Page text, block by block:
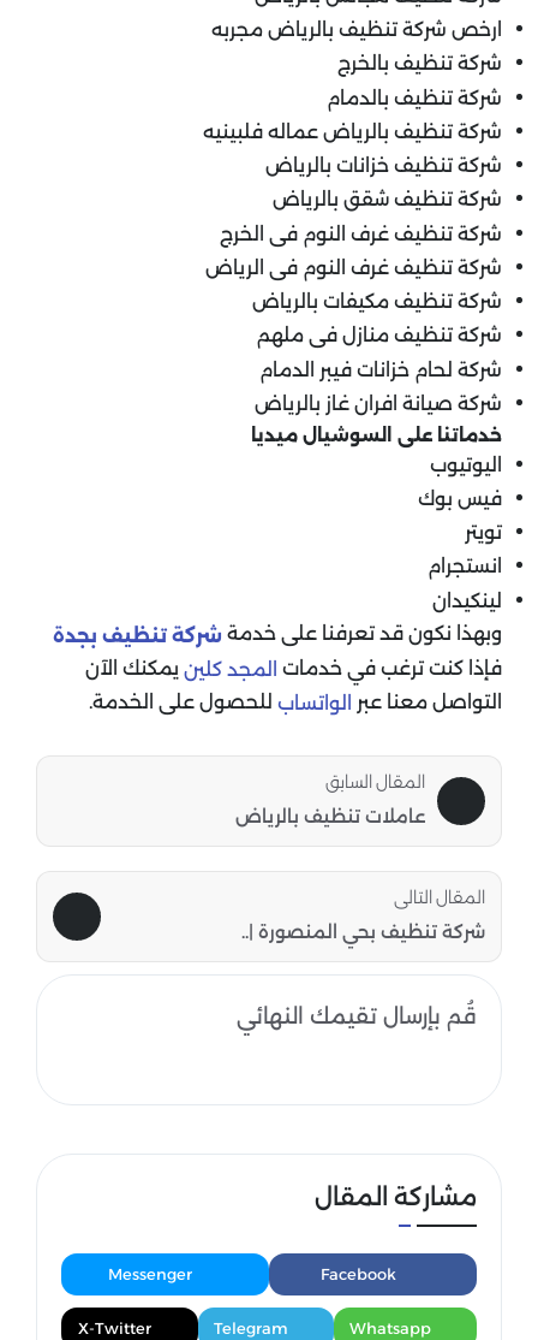
ارخص شركة تنظيف بالرياض مجربه
شركة تنظيف بالخرج
شركة تنظيف بالدمام
شركة تنظيف بالرياض عماله فلبينيه
شركة تنظيف خزانات بالرياض
شركة تنظيف شقق بالرياض
شركة تنظيف غرف النوم فى الخرج
شركة تنظيف غرف النوم فى الرياض
شركة تنظيف مكيفات بالرياض
شركة تنظيف منازل فى ملهم
شركة لحام خزانات فيبر الدمام
شركة صيانة افران غاز بالرياض
خدماتنا على السوشيال ميديا
اليوتيوب
فيس بوك
تويتر
انستجرام
لينكيدان
وبهذا نكون قد تعرفنا على خدمة شركة تنظيف بجدة
فإذا كنت ترغب في خدمات المجد كلين يمكنك الآن
التواصل معنا عبر
الواتساب للحصول على الخدمة.
المقال السابق
عاملات تنظيف بالرياض
المقال التالى
شركة تنظيف بحي المنصورة |..
قُم بإرسال تقيمك النهائي
مشاركة المقال
Facebook
Messenger
Whatsapp
Telegram
X-Twitter